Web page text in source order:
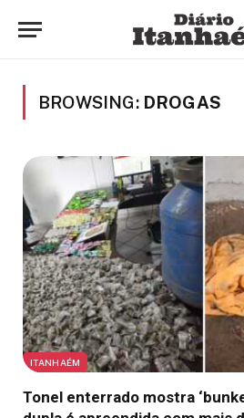
BROWSING: DROGAS
ITANHAÉM
Tonel enterrado mostra